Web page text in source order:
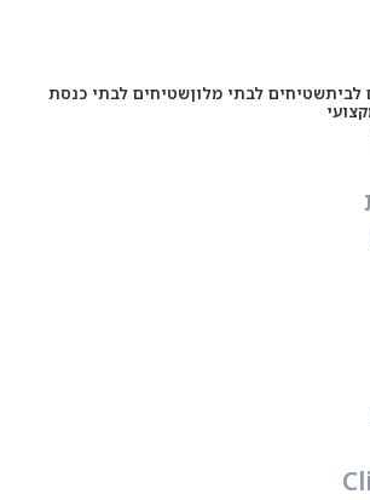
לביתשטיחים לבתי מלוןשטיחים לבתי כנסת